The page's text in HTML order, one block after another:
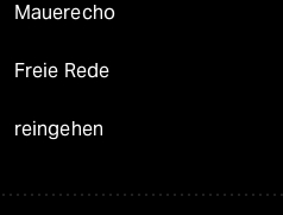
Mauerecho
Freie Rede
reingehen